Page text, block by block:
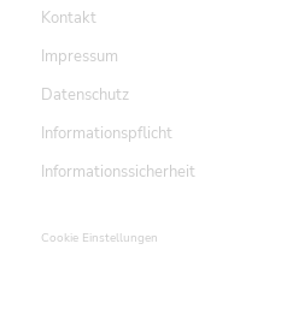
Kontakt
Impressum
Datenschutz
Informationspflicht
Informationssicherheit
Cookie Einstellungen